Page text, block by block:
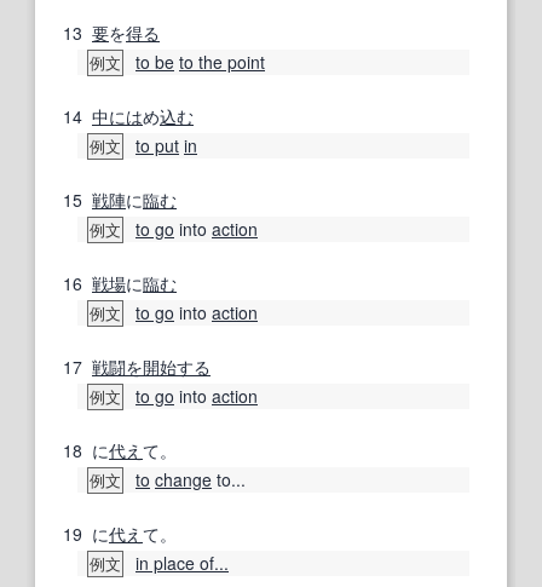
13 要を得る
例文 to be to the point
14 中にはめ込む
例文 to put in
15 戦陣に臨む
例文 to go into action
16 戦場に臨む
例文 to go into action
17 戦闘を開始する
例文 to go into action
18 に代え て。
例文 to change to...
19 に代え て。
例文 in place of...